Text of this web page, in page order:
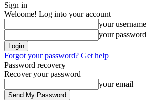
Sign in
Welcome! Log into your account
your username
your password
Forgot your password? Get help
Password recovery
Recover your password
your email